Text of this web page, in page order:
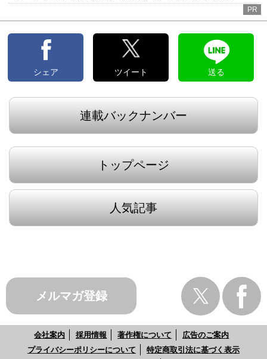
PR
シェア ツイート 送る
連載バックナンバー
トップページ
人気記事
メルマガ登録
会社案内 採用情報 著作権について
広告のご案内
プライバシーポリシーについて
特定商取引法に基づく表示